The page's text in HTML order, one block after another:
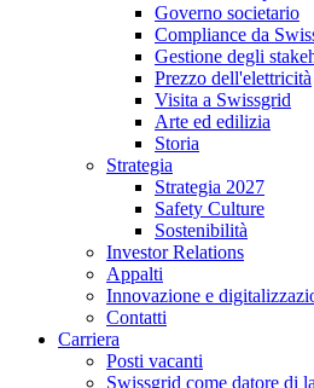
Governo societario
Compliance da
Gestione degli
Prezzo dell'elettricità
Visita a Swissgrid
Arte ed edilizia
Storia
Strategia
Strategia 2027
Safety Culture
Sostenibilità
Investor Relations
Appalti
Innovazione e
Contatti
Carriera
Posti vacanti
Swissgrid come datore di